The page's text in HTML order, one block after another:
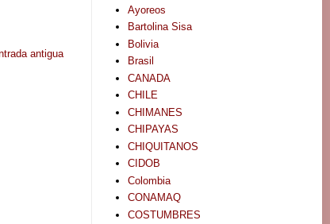
antigua
Ayoreos
Bartolina Sisa
Bolivia
Brasil
CANADA
CHILE
CHIMANES
CHIPAYAS
CHIQUITANOS
CIDOB
Colombia
CONAMAQ
COSTUMBRES